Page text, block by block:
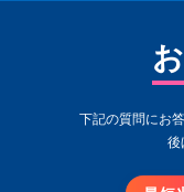
下記の質問にお
後